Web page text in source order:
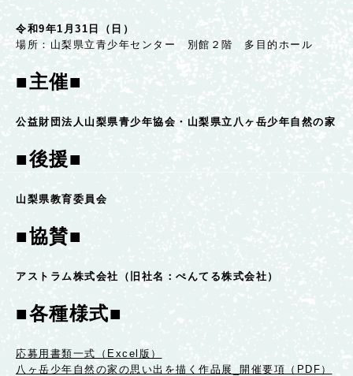
令和9年1月31日（日）
場所：山梨県立青少年センター 別館２階 多目的ホール
■主催■
公益財団法人山梨県青少年協会・山梨県立八ヶ岳少年自然の家
■後援■
山梨県教育委員会
■協賛■
アストラム株式会社（旧社名：ぺんてる株式会社）
■各種様式■
応募用書類一式（Excel版）
八ヶ岳少年自然の家の思い出を描く作品展_開催要項（PDF）